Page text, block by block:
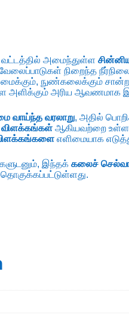
அமைந்துள்ள
நிறைந்த
நுண்கலைக்கும்
அளிக்கும் அரிய ஆவணமாக
வாய்ந்த வரலாறு, அதில்
விளக்கங்கள் ஆகியவற்றை
எளிமையாக
இந்தக் கலைச்
தொகுக்கப்பட்டுள்ளது.